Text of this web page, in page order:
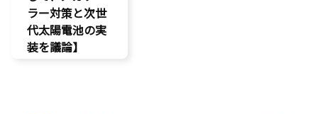
ラー対策と次世
代太陽電池の実
装を議論】